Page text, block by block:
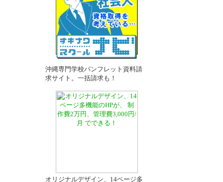
沖縄専門学校パンフレット資料請
求サイト。一括請求も！
オリジナルデザイン、14ページ多